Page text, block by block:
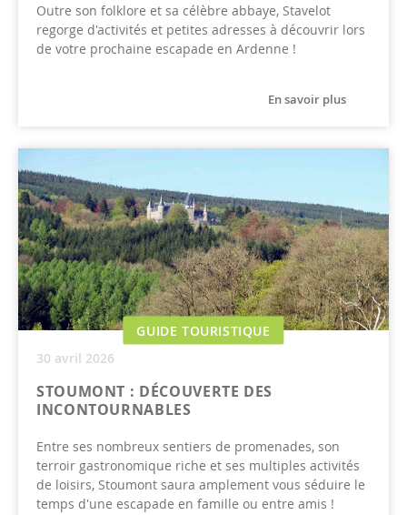
Outre son folklore et sa célèbre abbaye, Stavelot
regorge d'activités et petites adresses à découvrir lors
de votre prochaine escapade en Ardenne !
En savoir plus
GUIDE TOURISTIQUE
30 avril 2026
STOUMONT : DÉCOUVERTE DES
INCONTOURNABLES
Entre ses nombreux sentiers de promenades, son
terroir gastronomique riche et ses multiples activités
de loisirs, Stoumont saura amplement vous séduire le
temps d'une escapade en famille ou entre amis !